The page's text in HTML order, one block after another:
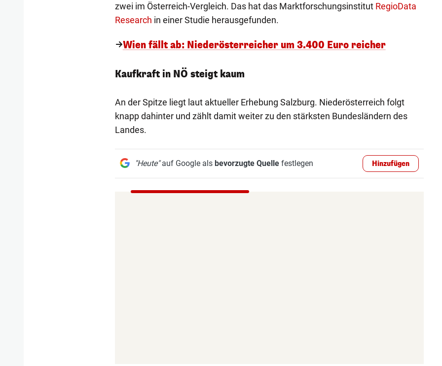
zwei im Österreich-Vergleich. Das hat das Marktforschungsinstitut RegioData
Research in einer Studie herausgefunden.
Wien fällt ab: Niederösterreicher um 3.400 Euro reicher
Kaufkraft in NÖ steigt kaum
An der Spitze liegt laut aktueller Erhebung Salzburg. Niederösterreich folgt
knapp dahinter und zählt damit weiter zu den stärksten Bundesländern des
Landes.
"Heute"auf Google als bevorzugte Quellefestlegen Hinzufügen